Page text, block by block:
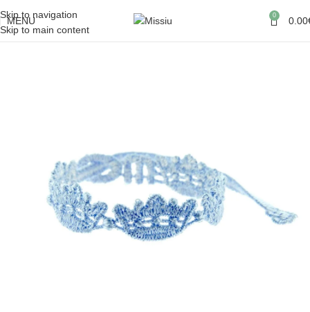
Skip to navigation
Skip to main content
MENU 0 0.00